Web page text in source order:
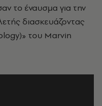
το έναυσμα για την
διασκευάζοντας
του Marvin